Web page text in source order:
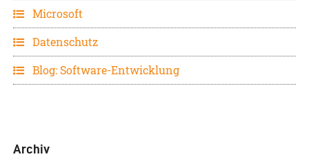
Microsoft
Datenschutz
Blog: Software-Entwicklung
Archiv